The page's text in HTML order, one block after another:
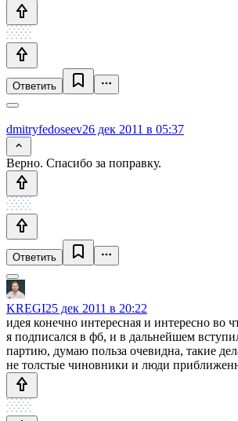
Ответить
dmitryfedoseev26 дек 2011 в 05:37
Верно. Спасибо за поправку.
Ответить
KREGI25 дек 2011 в 20:22
идея конечно интересная и интересно во
я подписался в фб, и в дальнейшем
партию, думаю польза очевидна, такие
не толстые чиновники и люди